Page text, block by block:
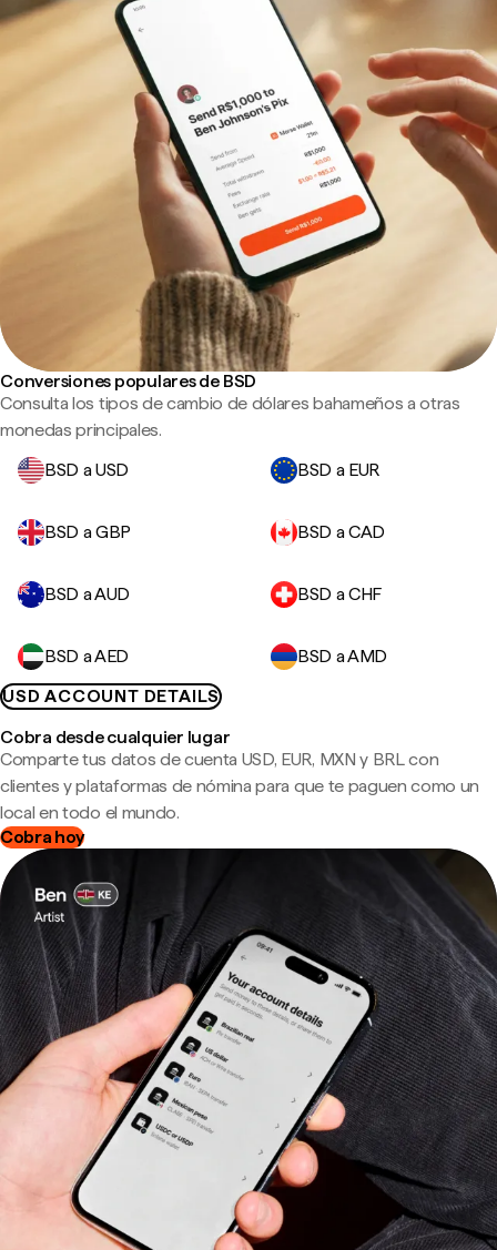
Conversiones populares de BSD
Consulta los tipos de cambio de dólares bahameños a otras
monedas principales.
BSD a USD
BSD a EUR
BSD a GBP BSD a CAD
BSD a AUD BSD a CHF
BSD a AED
BSD a AMD
USD ACCOUNT DETAILS
Cobra desde cualquier lugar
Comparte tus datos de cuenta USD, EUR, MXN y BRL con
clientes y plataformas de nómina para que te paguen como un
local en todo el mundo.
Cobra hoy